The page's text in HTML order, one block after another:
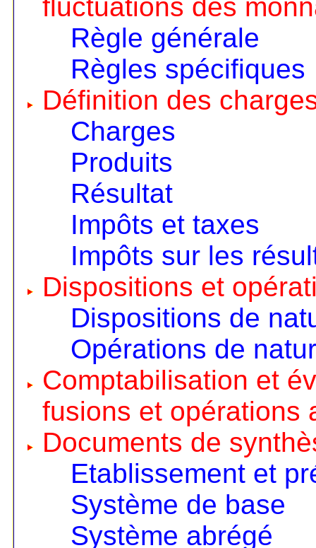
fluctuations des
Règle générale
Règles spécifiques
Définition des
Charges
Produits
Résultat
Impôts et taxes
Impôts sur les
Dispositions et
Dispositions de
Opérations de
Comptabilisation et
fusions et opérations
Documents de
Etablissement et
Système de base
Système abrégé